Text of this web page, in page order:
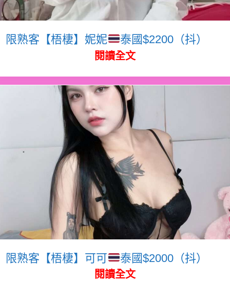
限熟客【梧棲】妮妮 泰國$2200（抖）
閱讀全文
限熟客【梧棲】可可 泰國$2000（抖）
閱讀全文